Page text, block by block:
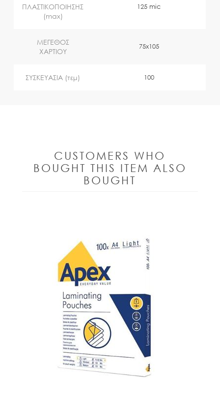
ΠΛΑΣΤΙΚΟΠΟΙΗΣΗΣ
(max)
125 mic
ΜΕΓΕΘΟΣ
ΧΑΡΤΙΟΥ
75x105
ΣΥΣΚΕΥΑΣΙΑ (τεμ) 100
CUSTOMERS WHO
BOUGHT THIS ITEM ALSO
BOUGHT